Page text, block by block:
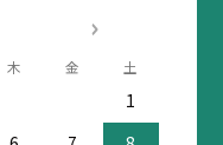
木 金 土
1